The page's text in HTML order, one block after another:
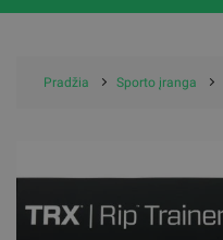
Pradžia Sporto įranga